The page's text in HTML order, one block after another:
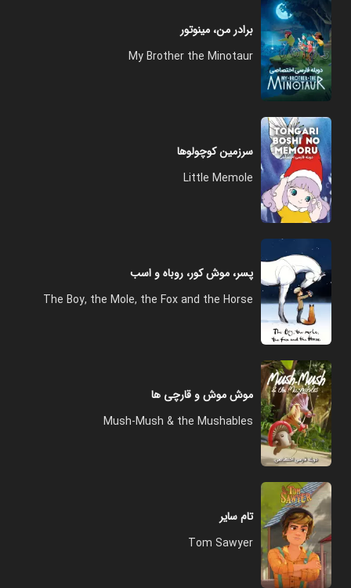
برادر من، مینوتور
My Brother the Minotaur
سرزمین کوچولوها
Little Memole
پسر، موش کور، روباه و اسب
The Boy, the Mole, the Fox and the Horse
موش موش و قارچی ها
Mush-Mush & the Mushables
تام سایر
Tom Sawyer